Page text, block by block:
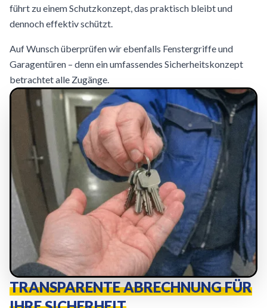
führt zu einem Schutzkonzept, das praktisch bleibt und
dennoch effektiv schützt.
Auf Wunsch überprüfen wir ebenfalls Fenstergriffe und
Garagentüren – denn ein umfassendes Sicherheitskonzept
betrachtet alle Zugänge.
TRANSPARENTE ABRECHNUNG FÜR